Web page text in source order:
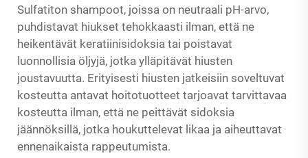
Sulfatiton shampoot, joissa on neutraali pH-arvo,
puhdistavat hiukset tehokkaasti ilman, että ne
heikentävät keratiinisidoksia tai poistavat
luonnollisia öljyjä, jotka ylläpitävät hiusten
joustavuutta. Erityisesti hiusten jatkeisiin soveltuvat
kosteutta antavat hoitotuotteet tarjoavat tarvittavaa
kosteutta ilman, että ne peittävät sidoksia
jäännöksillä, jotka houkuttelevat likaa ja aiheuttavat
ennenaikaista rappeutumista.